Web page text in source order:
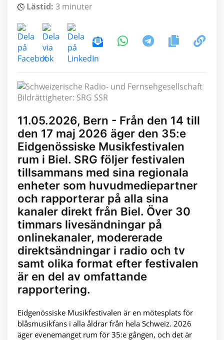
Lästid: 3 minuter
Bildrättigheter: SRG SSR
11.05.2026, Bern - Från den 14 till
den 17 maj 2026 äger den 35:e
Eidgenössiske Musikfestivalen
rum i Biel. SRG följer festivalen
tillsammans med sina regionala
enheter som huvudmediepartner
och rapporterar på alla sina
kanaler direkt från Biel. Över 30
timmars livesändningar på
onlinekanaler, modererade
direktsändningar i radio och tv
samt olika format efter festivalen
är en del av omfattande
rapportering.
Eidgenössiske Musikfestivalen är en mötesplats för
blåsmusikfans i alla åldrar från hela Schweiz. 2026
äger evenemanget rum för 35:e gången, och det är